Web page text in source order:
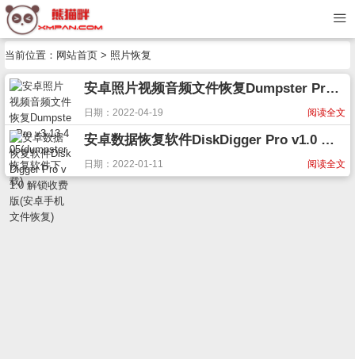
当前位置： 网站首页 > 照片恢复
安卓照片视频音频文件恢复Dumpster Pro v3.13.405(dumpster恢复软件下载)
阅读全文
日期：2022-04-19
安卓数据恢复软件DiskDigger Pro v1.0 解锁收费版(安卓手机文件恢复)
阅读全文
日期：2022-01-11